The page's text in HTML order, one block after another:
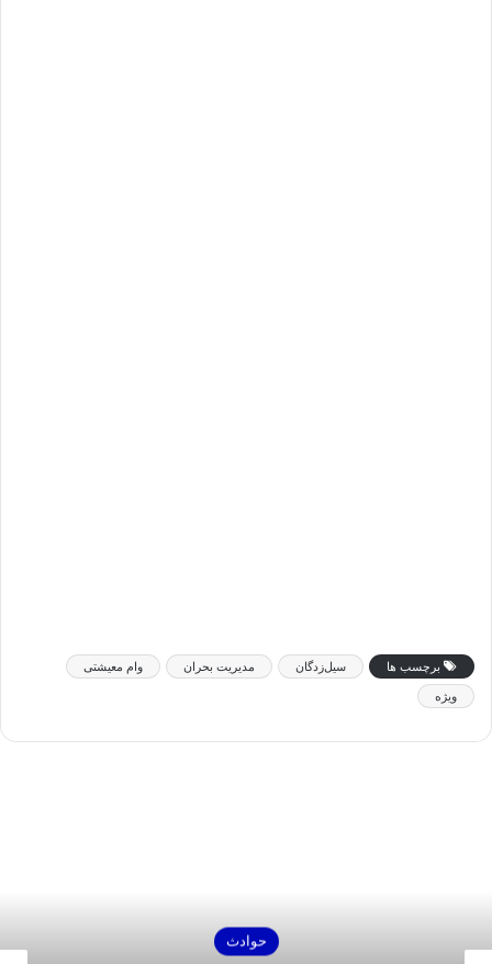
برچسب ها سیل‌زدگان مدیریت بحران وام معیشتی
ویژه
حوادث